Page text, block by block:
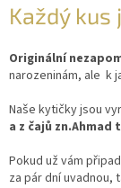
Každý kus
Originální
narozeninám, ale k
Naše kytičky jsou
a z čajů zn.Ahmad
Pokud už vám
za pár dní uvadnou,